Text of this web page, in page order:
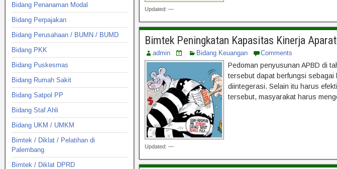
Updated: —
Bimtek Peningkatan Kapasitas Kinerja
admin Bidang Keuangan Comments
Pedoman penyusunan APBD di
tersebut dapat berfungsi sebagai
diintegerasi. Selain itu harus
tersebut, masyarakat harus
Updated: —
Bidang Penanaman Modal
Bidang Perpajakan
Bidang Perusahaan / BUMN / BUMD
Bidang PKK
Bidang Puskesmas
Bidang Rumah Sakit
Bidang Satpol PP
Bidang Staf Ahli
Bidang UKM / UMKM
Bimtek / Diklat / Pelatihan di
Palembang
Bimtek / Diklat DPRD